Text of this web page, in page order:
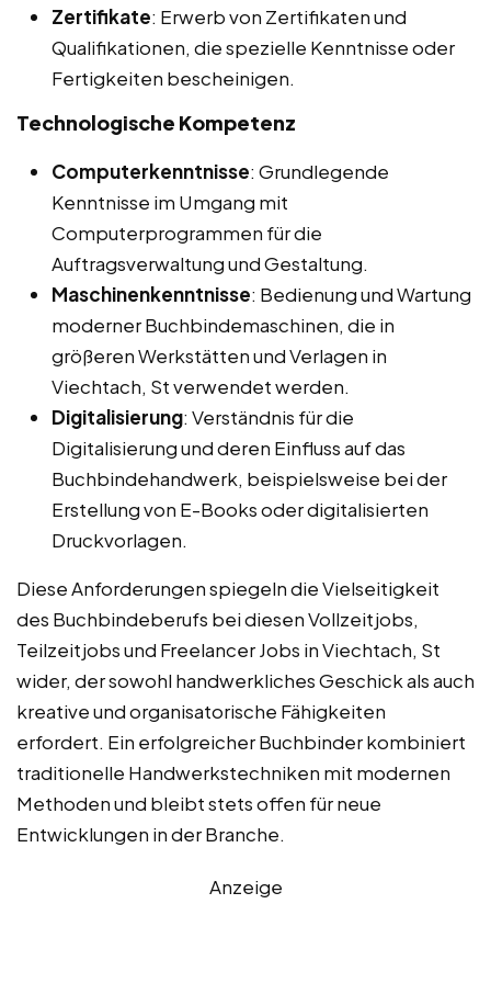
Zertifikate: Erwerb von Zertifikaten und
Qualifikationen, die spezielle Kenntnisse oder
Fertigkeiten bescheinigen.
Technologische Kompetenz
Computerkenntnisse: Grundlegende
Kenntnisse im Umgang mit
Computerprogrammen für die
Auftragsverwaltung und Gestaltung.
Maschinenkenntnisse: Bedienung und Wartung
moderner Buchbindemaschinen, die in
größeren Werkstätten und Verlagen in
Viechtach, St verwendet werden.
Digitalisierung: Verständnis für die
Digitalisierung und deren Einfluss auf das
Buchbindehandwerk, beispielsweise bei der
Erstellung von E-Books oder digitalisierten
Druckvorlagen.
Diese Anforderungen spiegeln die Vielseitigkeit
des Buchbindeberufs bei diesen Vollzeitjobs,
Teilzeitjobs und Freelancer Jobs in Viechtach, St
wider, der sowohl handwerkliches Geschick als auch
kreative und organisatorische Fähigkeiten
erfordert. Ein erfolgreicher Buchbinder kombiniert
traditionelle Handwerkstechniken mit modernen
Methoden und bleibt stets offen für neue
Entwicklungen in der Branche.
Anzeige